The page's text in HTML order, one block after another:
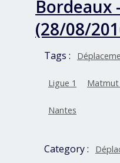
Bordeaux
(28/08/
Tags :
Ligue 1
Nantes
Category :